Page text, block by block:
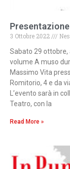
3 Ottobre 2022
Sabato 29 ottobre,
volume A muso
Massimo Vita
Romitorio, 4 e da
L’evento sarà in
Teatro, con la
Read More »